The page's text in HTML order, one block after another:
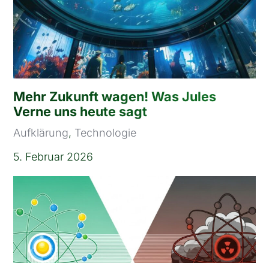
Mehr Zukunft wagen! Was Jules
Verne uns heute sagt
Aufklärung, Technologie
5. Februar 2026